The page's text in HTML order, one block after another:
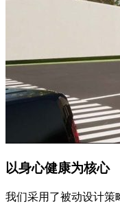
以身心健康为核心
我们采用了被动设计策